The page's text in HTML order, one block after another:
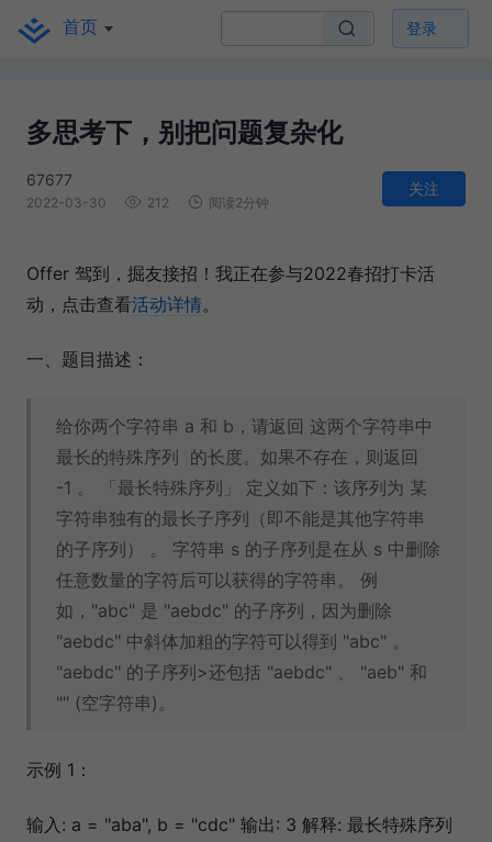
首页 登录
多思考下，别把问题复杂化
67677
2022-03-30 212 阅读2分钟
关注
Offer 驾到，掘友接招！我正在参与2022春招打卡活
动，点击查看活动详情。
一、题目描述：
给你两个字符串 a 和 b，请返回 这两个字符串中
最长的特殊序列 的长度。如果不存在，则返回
-1 。 「最长特殊序列」 定义如下：该序列为 某
字符串独有的最长子序列（即不能是其他字符串
的子序列） 。 字符串 s 的子序列是在从 s 中删除
任意数量的字符后可以获得的字符串。 例
如，"abc" 是 "aebdc" 的子序列，因为删除
"aebdc" 中斜体加粗的字符可以得到 "abc" 。
"aebdc" 的子序列>还包括 "aebdc" 、 "aeb" 和
"" (空字符串)。
示例 1：
输入: a = "aba", b = "cdc" 输出: 3 解释: 最长特殊序列